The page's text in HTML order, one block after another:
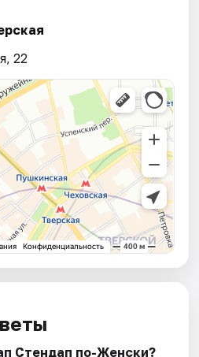
22
Стендап по-Женски?